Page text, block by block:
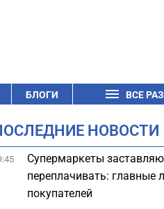
БЛОГИ ВСЕ
НОВОСТИ
Супермаркеты
переплачивать: главные
покупателей